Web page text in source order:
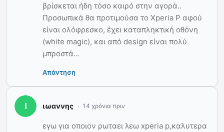
βρίσκεται ήδη τόσο καιρό στην αγορά..
Προσωπικά θα προτιμούσα το Xperia P αφού
είναι ολόφρεσκο, έχει καταπληκτική οθόνη
(white magic), και από design είναι πολύ
μπροστά…
Απάντηση
ιωαννης 14 χρόνια πριν
εγω για οποιον ρωταει λεω xperia p,καλυτερα